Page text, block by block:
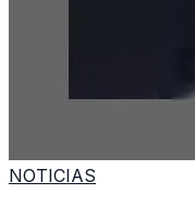
NOTICIAS